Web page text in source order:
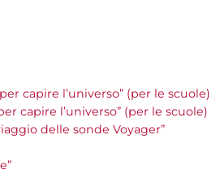
capire l’universo” (per le scuole)
capire l’universo” (per le scuole)
delle sonde Voyager”